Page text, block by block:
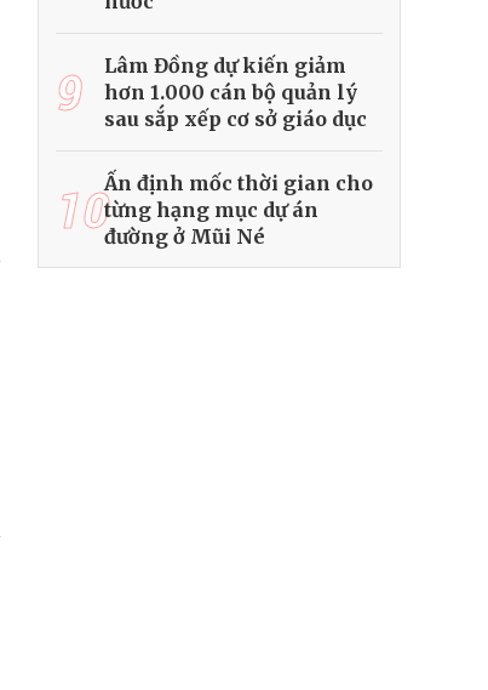
9
Lâm Đồng dự kiến giảm
hơn 1.000 cán bộ quản lý
sau sắp xếp cơ sở giáo dục
10Ấn định mốc thời gian cho
từng hạng mục dự án
đường ở Mũi Né